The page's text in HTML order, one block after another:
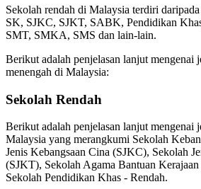
Sekolah rendah di Malaysia terdiri
SK, SJKC, SJKT, SABK, Pendidikan
SMT, SMKA, SMS dan lain-lain.
Berikut adalah penjelasan lanjut mengenai
menengah di Malaysia:
Sekolah Rendah
Berikut adalah penjelasan lanjut mengenai
Malaysia yang merangkumi Sekolah
Jenis Kebangsaan Cina (SJKC), Sekolah
(SJKT), Sekolah Agama Bantuan
Sekolah Pendidikan Khas - Rendah.